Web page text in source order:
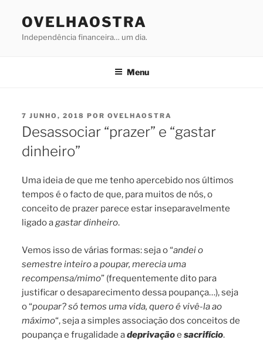
OVELHAOSTRA
Independência financeira… um dia.
Menu
PUBLICADO
EM
7 JUNHO, 2018 POROVELHAOSTRA
Desassociar “prazer” e “gastar
dinheiro”
Uma ideia de que me tenho apercebido nos últimos
tempos é o facto de que, para muitos de nós, o
conceito de prazer parece estar inseparavelmente
ligado agastar dinheiro.
Vemos isso de várias formas: seja o “andei o
semestre inteiro a poupar, merecia uma
recompensa/mimo” (frequentemente dito para
justificar o desaparecimento dessa poupança…), seja
o “poupar? só temos uma vida, quero é vivê-la ao
máximo“, seja a simples associação dos conceitos de
poupança e frugalidade adeprivaçãoesacrifício.